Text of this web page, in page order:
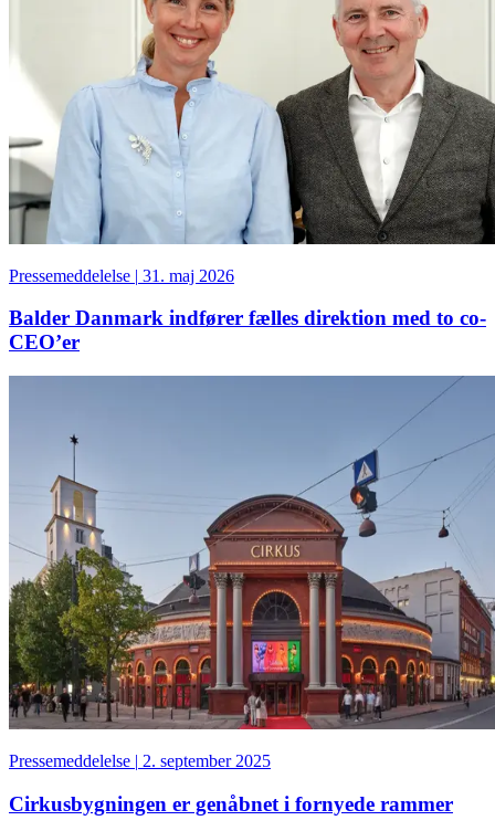
Pressemeddelelse | 31. maj 2026
Balder Danmark indfører fælles direktion med to co-
CEO’er
Pressemeddelelse | 2. september 2025
Cirkusbygningen er genåbnet i fornyede rammer